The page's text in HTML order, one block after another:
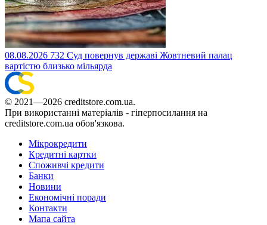
08.08.2026 732 Суд повернув державі Жовтневий палац
вартістю близько мільярда
© 2021—2026 creditstore.com.ua.
При використанні матеріалів - гіперпосилання на
creditstore.com.ua обов'язкова.
Мікрокредити
Кредитні картки
Споживчі кредити
Банки
Новини
Економічні поради
Контакти
Мапа сайта